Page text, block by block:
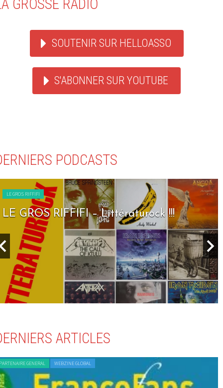
GROSSE RADIO
SOUTENIR SUR HELLOASSO
S'ABONNER SUR YOUTUBE
PODCASTS
LE GROS RIFFIFI
LE GROS RIFFIFI – Littératurock !!!
ARTICLES
GENERAL WEBZINE GLOBAL